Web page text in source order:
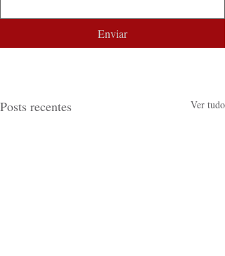
Enviar
Posts recentes Ver tudo